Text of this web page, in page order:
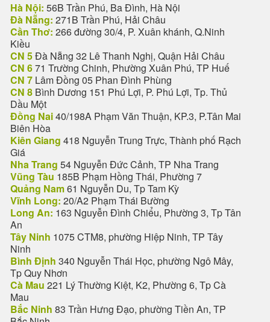
Hà Nội: 56B Trần Phú, Ba Đình, Hà Nội
Đà Nẵng: 271B Trần Phú, Hải Châu
Cần Thơ: 266 đường 30/4, P. Xuân khánh, Q.Ninh
Kiều
CN 5Đà Nẵng 32 Lê Thanh Nghị, Quận Hải Châu
CN 671 Trường Chinh, Phường Xuân Phú, TP Huế
CN 7 Lâm Đồng 05 Phan Đình Phùng
CN 8 Bình Dương 151 Phú Lợi, P. Phú Lợi, Tp. Thủ
Dầu Một
Đồng Nai40/198A Phạm Văn Thuận, KP.3, P.Tân Mai
Biên Hòa
Kiên Giang 418 Nguyễn Trung Trực, Thành phố Rạch
Giá
Nha Trang 54 Nguyễn Đức Cảnh, TP Nha Trang
Vũng Tàu 185B Phạm Hồng Thái, Phường 7
Quảng Nam61 Nguyễn Du, Tp Tam Kỳ
Vĩnh Long: 20/A2 Phạm Thái Bường
Long An: 163 Nguyễn Đình Chiểu, Phường 3, Tp Tân
An
Tây Ninh 1075 CTM8, phường Hiệp Ninh, TP Tây
Ninh
Bình Định 340 Nguyễn Thái Học, phường Ngô Mây,
Tp Quy Nhơn
Cà Mau 221 Lý Thường Kiệt, K2, Phường 6, Tp Cà
Mau
Bắc Ninh 83 Trần Hưng Đạo, phường Tiền An, TP